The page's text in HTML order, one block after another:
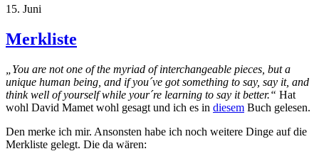
15. Juni
Merkliste
„You are not one of the myriad of interchangeable pieces, but a
unique human being, and if you´ve got something to say, say it, and
think well of yourself while your´re learning to say it better.“ Hat
wohl David Mamet wohl gesagt und ich es in diesem Buch gelesen.
Den merke ich mir. Ansonsten habe ich noch weitere Dinge auf die
Merkliste gelegt. Die da wären: